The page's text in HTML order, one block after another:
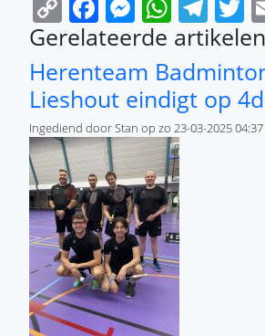
Link
Gerelateerde artikelen
Herenteam
Lieshout eindigt op
Ingediend doorStan op zo 23-03-2025 04:37